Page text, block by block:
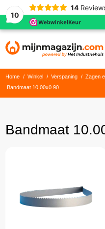
10
14
Home / Winkel / Verspaning / Zagen
Bandmaat 10.00x0.90
Bandmaat